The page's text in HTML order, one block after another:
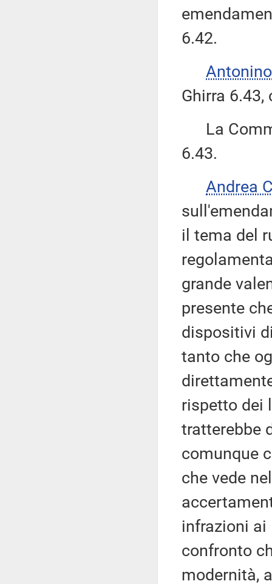
6.42.
Ghirra
La
6.43.
Andrea
il tema del
grande
presente
dispositivi
tanto che
rispetto dei
tratterebbe
comunque
che vede
infrazioni
confronto
modernità,